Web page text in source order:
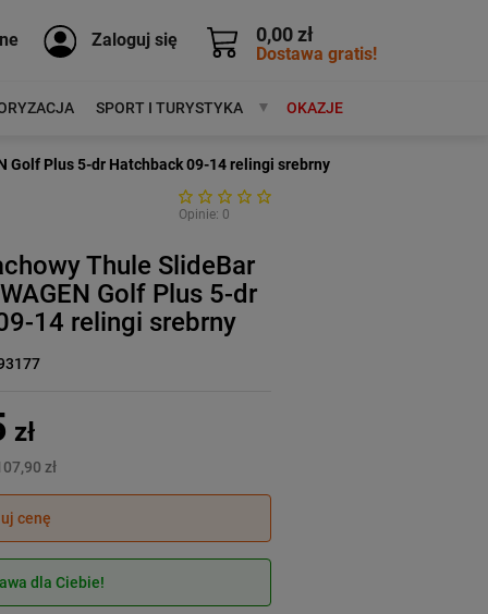
0,00 zł
Dostawa gratis!
Zaloguj się
SPORT I TURYSTYKA MARKIOKAZJE
Golf Plus 5-dr Hatchback 09-14 relingi srebrny
Opinie: 0
Thule SlideBar
Golf Plus 5-dr
14 relingi srebrny
zł
zł
cenę
dla Ciebie!